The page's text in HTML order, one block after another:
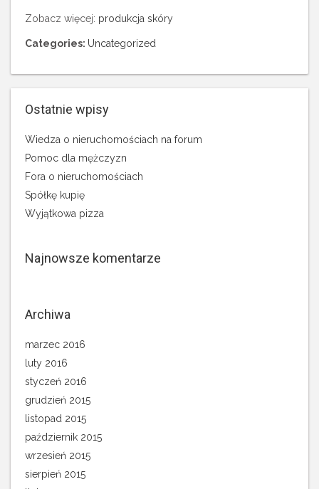
Zobacz więcej: produkcja skóry
Categories: Uncategorized
Ostatnie wpisy
Wiedza o nieruchomościach na forum
Pomoc dla mężczyzn
Fora o nieruchomościach
Spółkę kupię
Wyjątkowa pizza
Najnowsze komentarze
Archiwa
marzec 2016
luty 2016
styczeń 2016
grudzień 2015
listopad 2015
październik 2015
wrzesień 2015
sierpień 2015